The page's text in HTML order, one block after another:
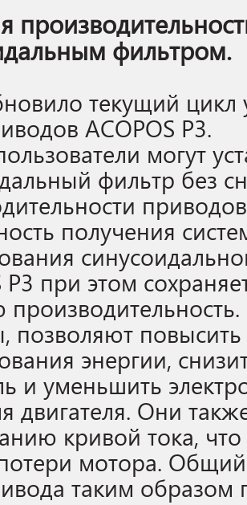
фильтром.
текущий цикл
ACOPOS Р3.
могут
фильтр без
получения
P3 при этом
позволяют повысить
энергии,
и уменьшить
двигателя. Они
кривой тока,
мотора.
таким образом